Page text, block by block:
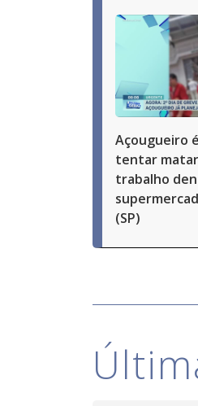
Açougueiro
tentar
trabalho
(SP)